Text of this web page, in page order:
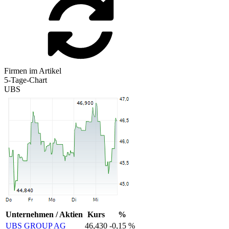
Firmen im Artikel
5-Tage-Chart
UBS
Unternehmen / Aktien Kurs
%
UBS GROUP AG
46,430 -0,15 %